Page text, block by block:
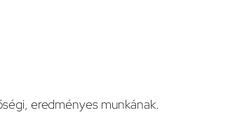
eredményes munkának.